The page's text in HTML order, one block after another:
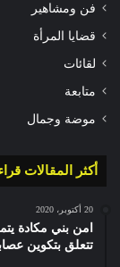
فن ومشاهير
قضايا المرأة
لقائات
متابعة
موضة وجمال
أكثر المقالات
20 أكتوبر، 2020
امن بني مكادة
تتعلق بتكوين